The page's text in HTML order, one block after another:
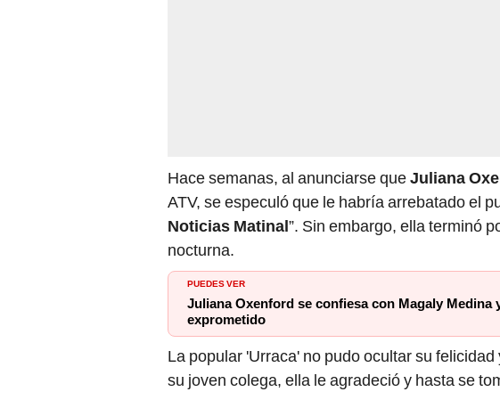
Hace semanas, al anunciarse queJuliana
ATV, se especuló que le habría arrebatado el
Noticias Matinal”. Sin embargo, ella terminó
nocturna.
PUEDES VER
Juliana Oxenford se confiesa con Magaly Medina
exprometido
La popular 'Urraca' no pudo ocultar su
su joven colega, ella le agradeció y hasta se